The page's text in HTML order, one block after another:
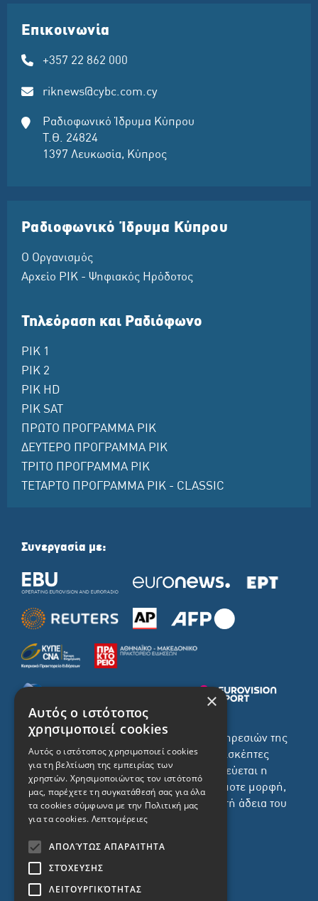
Επικοινωνία
+357 22 862 000
riknews@cybc.com.cy
Ραδιοφωνικό Ίδρυμα Κύπρου
Τ.Θ. 24824
1397 Λευκωσία, Κύπρος
Ραδιοφωνικό Ίδρυμα Κύπρου
Ο Οργανισμός
Αρχείο ΡΙΚ - Ψηφιακός Ηρόδοτος
Τηλεόραση και Ραδιόφωνο
ΡΙΚ 1
ΡΙΚ 2
ΡΙΚ HD
ΡΙΚ SAT
ΠΡΩΤΟ ΠΡΟΓΡΑΜΜΑ ΡΙΚ
ΔΕΥΤΕΡΟ ΠΡΟΓΡΑΜΜΑ ΡΙΚ
ΤΡΙΤΟ ΠΡΟΓΡΑΜΜΑ ΡΙΚ
ΤΕΤΑΡΤΟ ΠΡΟΓΡΑΜΜΑ ΡΙΚ - CLASSIC
Συνεργασία με:
Το σύνολο του περιεχομένου και των υπηρεσιών της
ιστοσελίδας του ΡΙΚ διατίθεται στους επισκέπτες
αυστηρά για προσωπική χρήση. Απαγορεύεται η
χρήση ή επανεκπομπή του, σε οποιοδήποτε μορφή,
με ή χωρίς επεξεργασία και χωρίς γραπτή άδεια του
ΡΙΚ.
×
Αυτός ο ιστότοπος
χρησιμοποιεί cookies
Αυτός ο ιστότοπος χρησιμοποιεί cookies
για τη βελτίωση της εμπειρίας των
χρηστών. Χρησιμοποιώντας τον ιστότοπό
μας, παρέχετε τη συγκατάθεσή σας για όλα
τα cookies σύμφωνα με την Πολιτική μας
για τα cookies. Λεπτομέρειες
ΑΠΟΛΎΤΩΣ ΑΠΑΡΑΊΤΗΤΑ
ΣΤΌΧΕΥΣΗΣ
ΛΕΙΤΟΥΡΓΙΚΌΤΗΤΑΣ